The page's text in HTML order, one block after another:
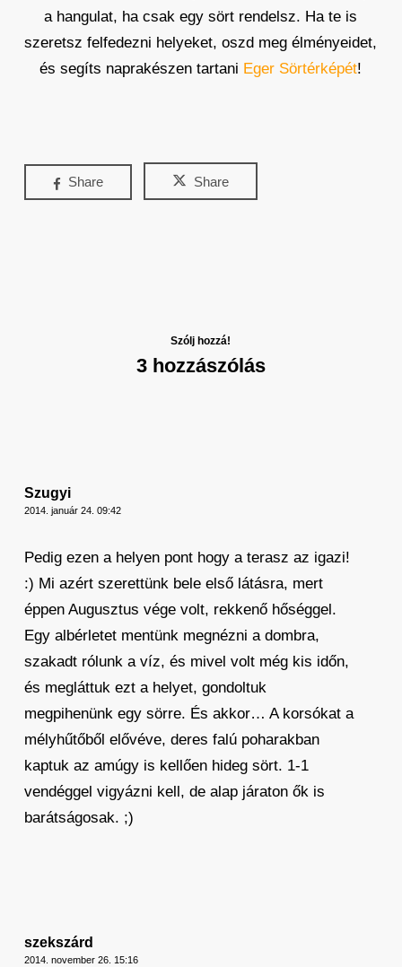
a hangulat, ha csak egy sört rendelsz. Ha te is
szeretsz felfedezni helyeket, oszd meg élményeidet,
és segíts naprakészen tartani Eger Sörtérképét!
Share Share
Szólj hozzá!
3 hozzászólás
Szugyi
2014. január 24. 09:42
Pedig ezen a helyen pont hogy a terasz az igazi!
:) Mi azért szerettünk bele első látásra, mert
éppen Augusztus vége volt, rekkenő hőséggel.
Egy albérletet mentünk megnézni a dombra,
szakadt rólunk a víz, és mivel volt még kis időn,
és megláttuk ezt a helyet, gondoltuk
megpihenünk egy sörre. És akkor… A korsókat a
mélyhűtőből elővéve, deres falú poharakban
kaptuk az amúgy is kellően hideg sört. 1-1
vendéggel vigyázni kell, de alap járaton ők is
barátságosak. ;)
szekszárd
2014. november 26. 15:16